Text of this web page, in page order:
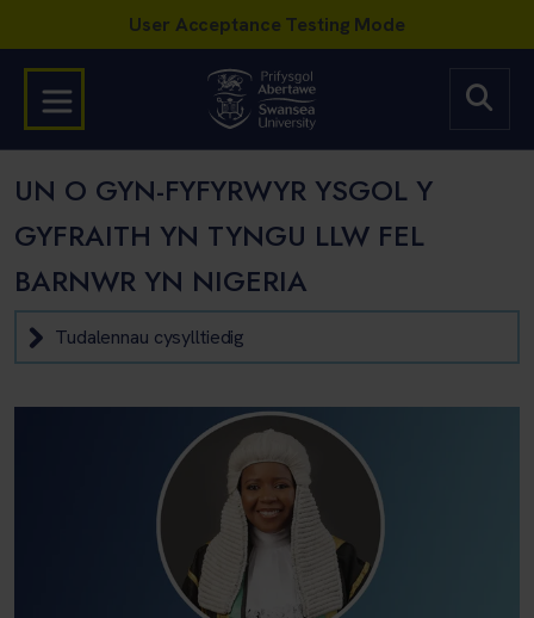
UN O GYN-FYFYRWYR YSGOL Y
GYFRAITH YN TYNGU LLW FEL
BARNWR YN NIGERIA
Tudalennau cysylltiedig